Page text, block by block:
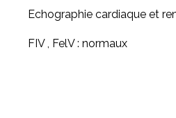
Echographie cardiaque et
FIV , FelV : normaux